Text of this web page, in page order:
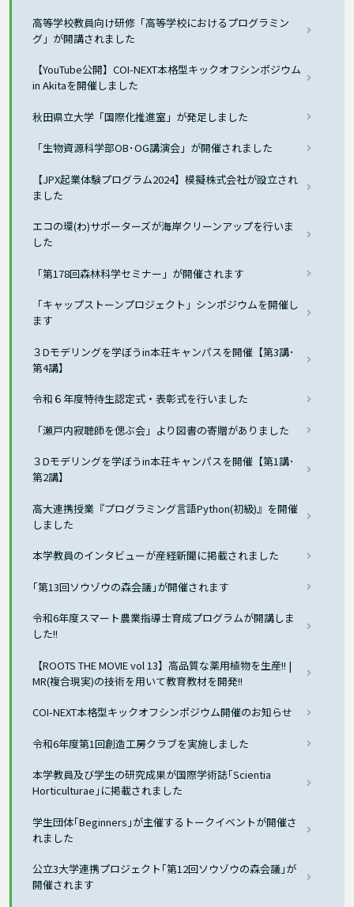
高等学校教員向け研修「高等学校におけるプログラミン
グ」が開講されました
【YouTube公開】COI-NEXT本格型キックオフシンポジウム
in Akitaを開催しました
秋田県立大学「国際化推進室」が発足しました
「生物資源科学部OB･OG講演会」が開催されました
【JPX起業体験プログラム2024】模擬株式会社が設立され
ました
エコの環(わ)サポーターズが海岸クリーンアップを行いま
した
「第178回森林科学セミナー」が開催されます
「キャップストーンプロジェクト」シンポジウムを開催し
ます
３Dモデリングを学ぼうin本荘キャンパスを開催【第3講･
第4講】
令和６年度特待生認定式・表彰式を行いました
「瀬戸内寂聴師を偲ぶ会」より図書の寄贈がありました
３Dモデリングを学ぼうin本荘キャンパスを開催【第1講･
第2講】
高大連携授業『プログラミング言語Python(初級)』を開催
しました
本学教員のインタビューが産経新聞に掲載されました
｢第13回ソウゾウの森会議｣が開催されます
令和6年度スマート農業指導士育成プログラムが開講しま
した!!
【ROOTS THE MOVIE vol 13】高品質な薬用植物を生産!! |
MR(複合現実)の技術を用いて教育教材を開発!!
COI-NEXT本格型キックオフシンポジウム開催のお知らせ
令和6年度第1回創造工房クラブを実施しました
本学教員及び学生の研究成果が国際学術誌｢Scientia
Horticulturae｣に掲載されました
学生団体｢Beginners｣が主催するトークイベントが開催さ
れました
公立3大学連携プロジェクト｢第12回ソウゾウの森会議｣が
開催されます